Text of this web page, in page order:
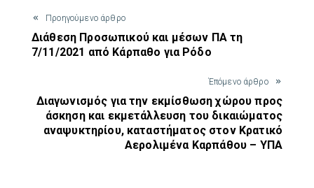
Προηγούμενο άρθρο
Διάθεση Προσωπικού και μέσων ΠΑ τη
7/11/2021 από Κάρπαθο για Ρόδο
Έπόμενο άρθρο
Διαγωνισμός για την εκμίσθωση χώρου προς
άσκηση και εκμετάλλευση του δικαιώματος
αναψυκτηρίου, καταστήματος στον Κρατικό
Αερολιμένα Καρπάθου – ΥΠΑ